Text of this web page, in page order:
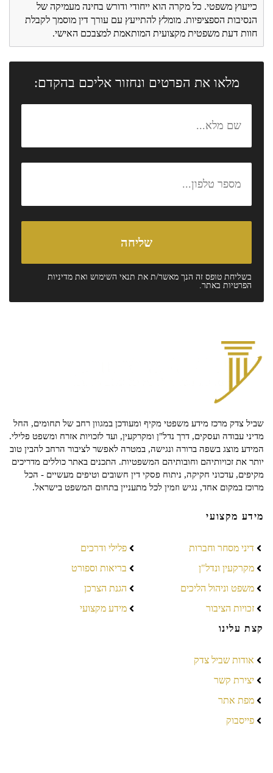
כייעוץ משפטי. כל מקרה הוא ייחודי ודורש בחינה מעמיקה של
הנסיבות הספציפיות. מומלץ להתייעץ עם עורך דין מוסמך לקבלת
חוות דעת משפטית מקצועית המותאמת למצבכם האישי.
מלאו את הפרטים ונחזור אליכם בהקדם:
בשליחת טופס זה הנך מאשר/ת את תנאי השימוש ואת מדיניות
הפרטיות באתר.
שביל צדק מרכז מידע משפטי מקיף ומעודכן במגוון רחב של תחומים, החל
מדיני עבודה ועסקים, דרך נדל"ן ומקרקעין, ועד לזכויות אזרח ומשפט פלילי.
המידע מוצג בשפה ברורה ונגישה, במטרה לאפשר לציבור הרחב להבין טוב
יותר את זכויותיהם וחובותיהם המשפטיות. התכנים באתר כוללים מדריכים
מקיפים, עדכוני חקיקה, ניתוח פסקי דין חשובים וטיפים מעשיים - הכל
מרוכז במקום אחד, נגיש וזמין לכל מתעניין בתחום המשפט בישראל.
מידע מקצועי
דיני מסחר וחברות
מקרקעין ונדל"ן
משפט וניהול הליכים
זכויות הציבור
פלילי ודרכים
בריאות וספורט
הגנת הצרכן
מידע מקצועי
קצת עלינו
אודות שביל צדק
יצירת קשר
מפת אתר
פייסבוק